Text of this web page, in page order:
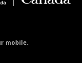
mobile.